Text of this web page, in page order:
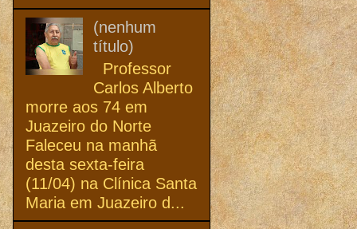
(nenhum
título)
Professor
Carlos Alberto
morre aos 74 em
Juazeiro do Norte
Faleceu na manhã
desta sexta-feira
(11/04) na Clínica Santa
Maria em Juazeiro d...